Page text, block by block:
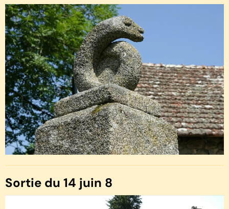
Sortie du 14 juin 8